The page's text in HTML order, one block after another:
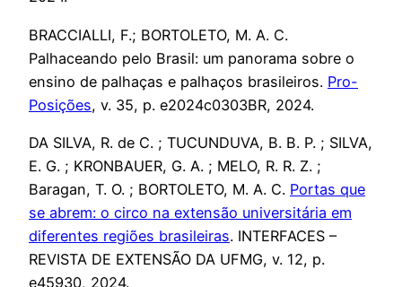
BRACCIALLI, F.; BORTOLETO, M. A. C.
Palhaceando pelo Brasil: um panorama sobre o
ensino de palhaças e palhaços brasileiros. Pro-
Posições, v. 35, p. e2024c0303BR, 2024.
DA SILVA, R. de C. ; TUCUNDUVA, B. B. P. ; SILVA,
E. G. ; KRONBAUER, G. A. ; MELO, R. R. Z. ;
Baragan, T. O. ; BORTOLETO, M. A. C. Portas que
se abrem: o circo na extensão universitária em
diferentes regiões brasileiras. INTERFACES –
REVISTA DE EXTENSÃO DA UFMG, v. 12, p.
e45930, 2024.